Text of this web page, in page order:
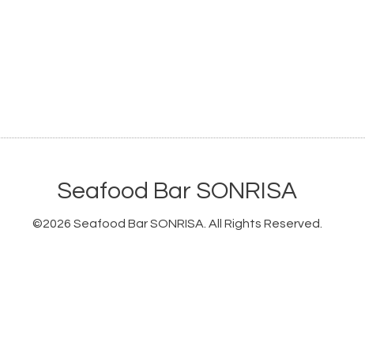
Seafood Bar SONRISA
©2026 Seafood Bar SONRISA . All Rights Reserved.